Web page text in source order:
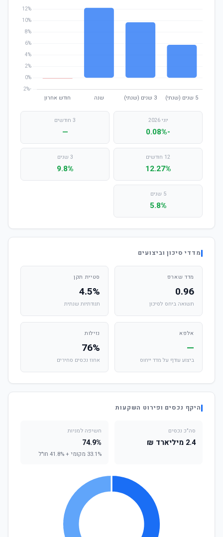
יוני 2026
-0.08%
3 חודשים
—
12 חודשים
12.27%
3 שנים
9.8%
5 שנים
5.8%
מדדי סיכון וביצועים
מדד שארפ
0.96
תשואה ביחס לסיכון
סטיית תקן
4.5%
תנודתיות שנתית
אלפא
—
ביצוע עודף על מדד ייחוס
נזילות
76%
אחוז נכסים סחירים
היקף נכסים ופירוט השקעות
סה"כ נכסים
2.4 מיליארד ₪
חשיפה למניות
74.9%
33.1% מקומי + 41.8% חו"ל